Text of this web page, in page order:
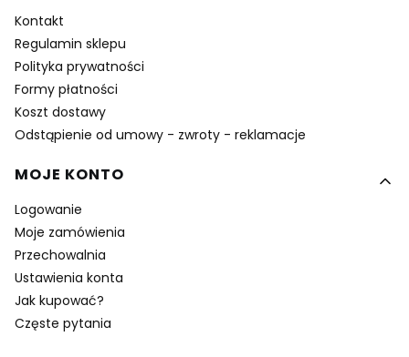
Kontakt
Regulamin sklepu
Polityka prywatności
Formy płatności
Koszt dostawy
Odstąpienie od umowy - zwroty - reklamacje
MOJE KONTO
Logowanie
Moje zamówienia
Przechowalnia
Ustawienia konta
Jak kupować?
Częste pytania